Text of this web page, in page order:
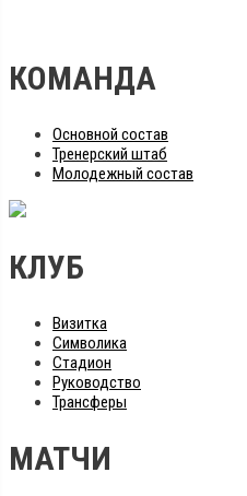
КОМАНДА
Основной состав
Тренерский штаб
Молодежный состав
КЛУБ
Визитка
Символика
Стадион
Руководство
Трансферы
МАТЧИ